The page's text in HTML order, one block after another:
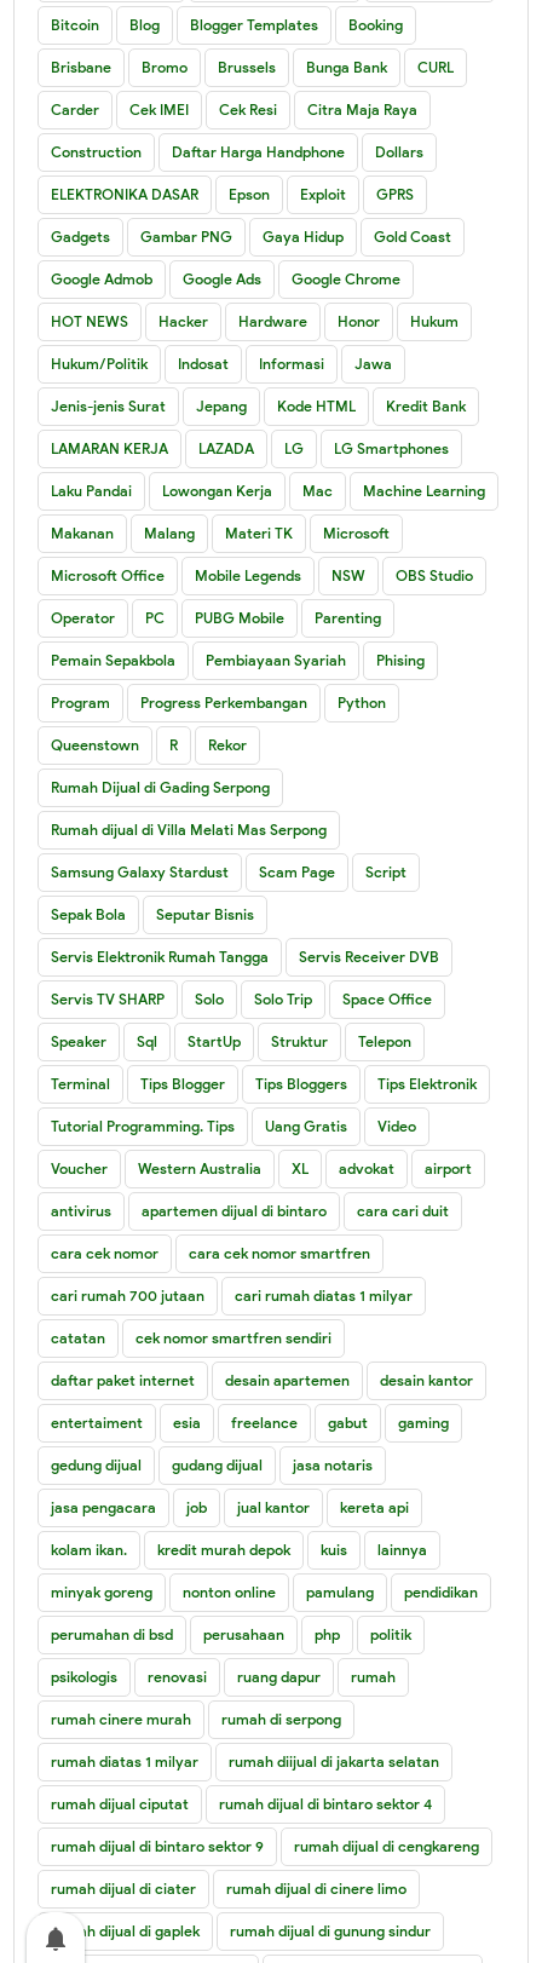
Bitcoin Blog Blogger Templates Booking
Brisbane Bromo Brussels Bunga Bank CURL
Carder Cek IMEI Cek Resi Citra Maja Raya
Construction Daftar Harga Handphone Dollars
ELEKTRONIKA DASAR Epson Exploit GPRS
Gadgets Gambar PNG Gaya Hidup Gold Coast
Google Admob Google Ads Google Chrome
HOT NEWS Hacker Hardware Honor Hukum
Hukum/Politik Indosat Informasi Jawa
Jenis-jenis Surat Jepang Kode HTML Kredit Bank
LAMARAN KERJA LAZADA LG LG Smartphones
Laku Pandai Lowongan Kerja Mac Machine Learning
Makanan Malang Materi TK Microsoft
Microsoft Office Mobile Legends NSW OBS Studio
Operator PC PUBG Mobile Parenting
Pemain Sepakbola Pembiayaan Syariah Phising
Program Progress Perkembangan Python
Queenstown R Rekor
Rumah Dijual di Gading Serpong
Rumah dijual di Villa Melati Mas Serpong
Samsung Galaxy Stardust Scam Page Script
Sepak Bola Seputar Bisnis
Servis Elektronik Rumah Tangga Servis Receiver DVB
Servis TV SHARP Solo Solo Trip Space Office
Speaker Sql StartUp Struktur Telepon
Terminal Tips Blogger Tips Bloggers Tips Elektronik
Tutorial Programming. Tips Uang Gratis Video
Voucher Western Australia XL advokat airport
antivirus apartemen dijual di bintaro cara cari duit
cara cek nomor cara cek nomor smartfren
cari rumah 700 jutaan cari rumah diatas 1 milyar
catatan cek nomor smartfren sendiri
daftar paket internet desain apartemen desain kantor
entertaiment esia freelance gabut gaming
gedung dijual gudang dijual jasa notaris
jasa pengacara job jual kantor kereta api
kolam ikan. kredit murah depok kuis lainnya
minyak goreng nonton online pamulang pendidikan
perumahan di bsd perusahaan php politik
psikologis renovasi ruang dapur rumah
rumah cinere murah rumah di serpong
rumah diatas 1 milyar rumah diijual di jakarta selatan
rumah dijual ciputat rumah dijual di bintaro sektor 4
rumah dijual di bintaro sektor 9 rumah dijual di cengkareng
rumah dijual di ciater rumah dijual di cinere limo
rumah dijual di gaplek rumah dijual di gunung sindur
notifications